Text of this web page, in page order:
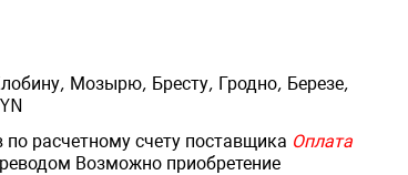
Мозырю, Бресту, Гродно, Березе,
по расчетному счету поставщика Оплата
Возможно приобретение